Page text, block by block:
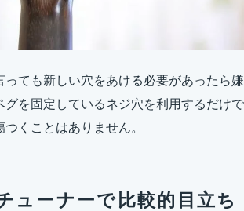
っても新しい穴をあける必要があったら嫌
グを固定しているネジ穴を利用するだけで
くことはありません。
ューナーで比較的目立ち